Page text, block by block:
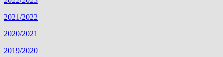
2021/2022
2020/2021
2019/2020